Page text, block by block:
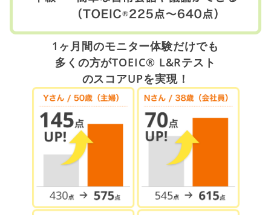
1ヶ月間のモニター体験だけでも
多くの方がTOEIC® L&Rテスト
のスコアUPを実現！